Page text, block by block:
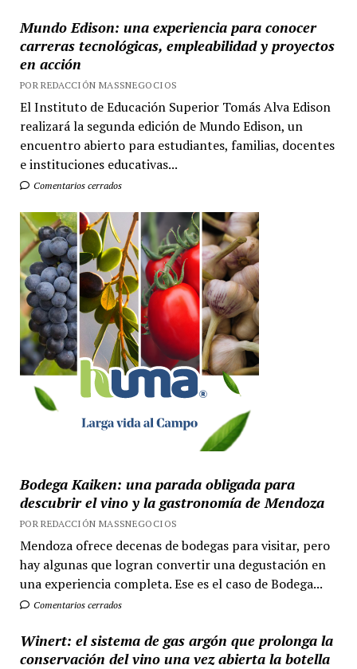
Mundo Edison: una experiencia para conocer
carreras tecnológicas, empleabilidad y proyectos
en acción
POR REDACCIÓN MASSNEGOCIOS
El Instituto de Educación Superior Tomás Alva Edison
realizará la segunda edición de Mundo Edison, un
encuentro abierto para estudiantes, familias, docentes
e instituciones educativas...
Comentarios cerrados
Bodega Kaiken: una parada obligada para
descubrir el vino y la gastronomía de Mendoza
POR REDACCIÓN MASSNEGOCIOS
Mendoza ofrece decenas de bodegas para visitar, pero
hay algunas que logran convertir una degustación en
una experiencia completa. Ese es el caso de Bodega...
Comentarios cerrados
Winert: el sistema de gas argón que prolonga la
conservación del vino una vez abierta la botella